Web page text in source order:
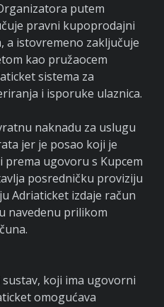
putem
pravni kupoprodajni
a istovremeno zaključuje
kao pružaocem
sistema za
i isporuke ulaznica.
naknadu za uslugu
jer je posao koji je
ugovoru s Kupcem
posredničku proviziju
Adriaticket izdaje račun
navedenu prilikom
koji ima ugovorni
omogućava